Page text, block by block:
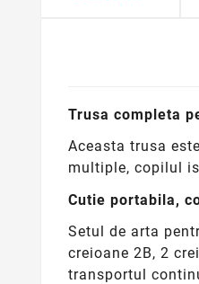
Trusa completa
Aceasta trusa
multiple, copilul
Cutie portabila,
Setul de arta
creioane 2B, 2
transportul